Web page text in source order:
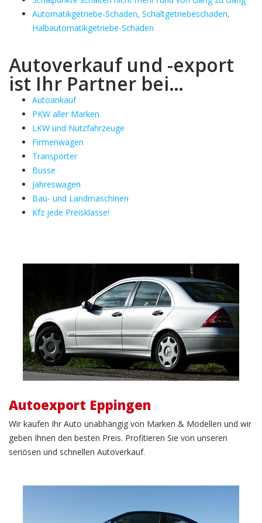
Automatikgetriebe-Schaden, Schaltgetriebeschaden,
Halbautomatikgetriebe-Schaden
Autoverkauf und -export
ist Ihr Partner bei…
Autoankauf
PKW aller Marken
LKW und Nutzfahrzeuge
Firmenwagen
Transporter
Busse
Jahreswagen
Bau- und Landmaschinen
Kfz jede Preisklasse!
Autoexport
Autoexport Eppingen
Wir kaufen Ihr Auto unabhängig von Marken & Modellen und wir
geben Ihnen den besten Preis. Profitieren Sie von unseren
seriösen und schnellen Autoverkauf.
Gebrauchtwagenverkauf